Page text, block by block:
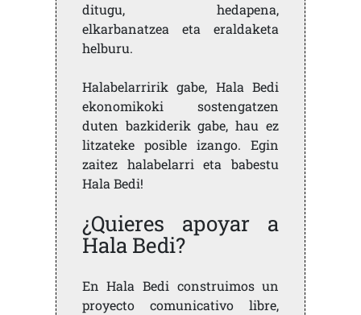
ditugu, hedapena,
elkarbanatzea eta eraldaketa
helburu.
Halabelarririk gabe, Hala Bedi
ekonomikoki sostengatzen
duten bazkiderik gabe, hau ez
litzateke posible izango. Egin
zaitez halabelarri eta babestu
Hala Bedi!
¿Quieres apoyar a
Hala Bedi?
En Hala Bedi construimos un
proyecto comunicativo libre,